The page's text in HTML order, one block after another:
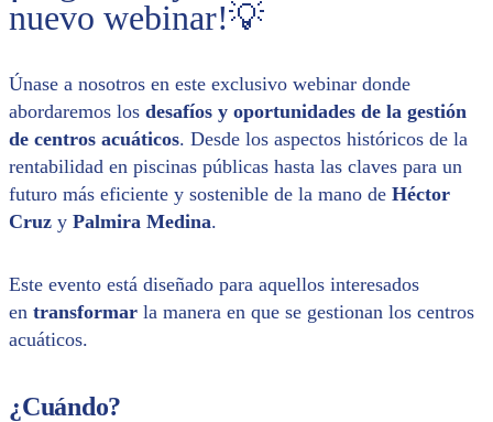
nuevo webinar!💡
Únase a nosotros en este exclusivo webinar donde
abordaremos los desafíos y oportunidades de la gestión
de centros acuáticos. Desde los aspectos históricos de la
rentabilidad en piscinas públicas hasta las claves para un
futuro más eficiente y sostenible de la mano de Héctor
Cruz y Palmira Medina.
Este evento está diseñado para aquellos interesados
en transformar la manera en que se gestionan los centros
acuáticos.
¿Cuándo?